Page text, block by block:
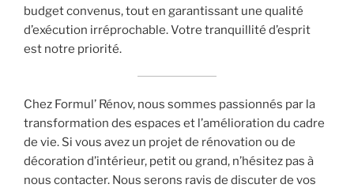
budget convenus, tout en garantissant une qualité
d’exécution irréprochable. Votre tranquillité d’esprit
est notre priorité.
Chez Formul’ Rénov, nous sommes passionnés par la
transformation des espaces et l’amélioration du cadre
de vie. Si vous avez un projet de rénovation ou de
décoration d’intérieur, petit ou grand, n’hésitez pas à
nous contacter. Nous serons ravis de discuter de vos